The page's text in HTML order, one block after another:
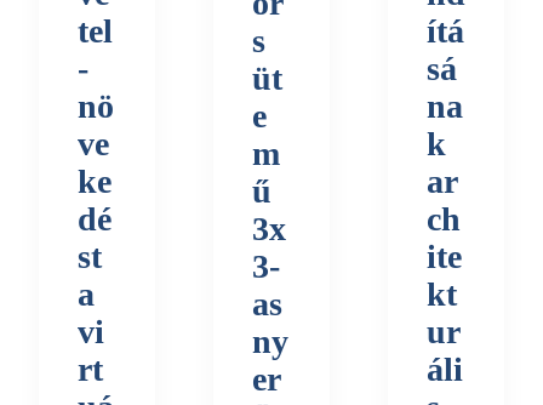
tel
-
nö
ve
ke
dé
st
a
vi
rt
s
üt
e
m
ű
3x
3-
as
ny
er
ítá
sá
na
k
ar
ch
ite
kt
ur
áli